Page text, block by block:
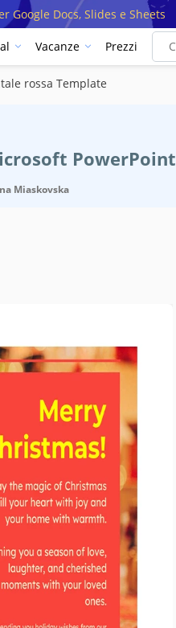
Docs, Slides e Sheets
Vacanze Prezzi
rossa Template
PowerPoint
Miaskovska